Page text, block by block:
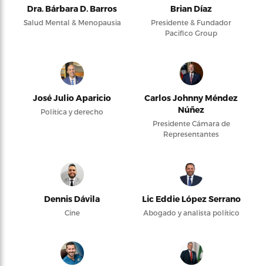
Dra. Bárbara D. Barros
Salud Mental & Menopausia
Brian Díaz
Presidente & Fundador
Pacifico Group
José Julio Aparicio
Política y derecho
Carlos Johnny Méndez
Núñez
Presidente Cámara de
Representantes
Dennis Dávila
Cine
Lic Eddie López Serrano
Abogado y analista político